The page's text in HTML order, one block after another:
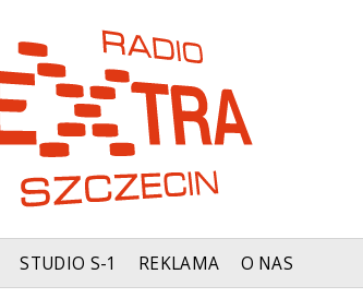
STUDIO S-1 REKLAMA O NAS